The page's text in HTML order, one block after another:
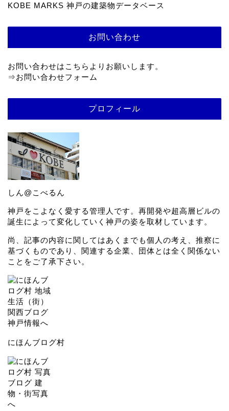
KOBE MARKS 神戸の建築物データベース
お問い合わせ
お問い合わせはこちらよりお願いします。
⇒お問い合わせフォーム
プロフィール
しん@こべるん
神戸をこよなく愛する管理人です。再開発や超高層ビルの
誕生によって変化していく神戸の姿を取材しています。
尚、記事の内容に関してはあくまでも個人の考え、推察に
基づくものであり、関連する企業、団体とは全く関係ない
ことをご了承下さい。
にほんブログ村